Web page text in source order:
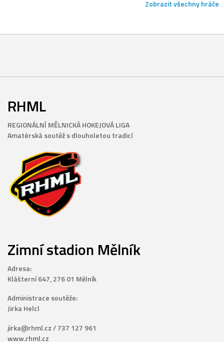
Zobrazit všechny hráče
RHML
REGIONÁLNÍ MĚLNICKÁ HOKEJOVÁ LIGA
Amatérská soutěž s dlouholetou tradicí
Zimní stadion Mělník
Adresa:
Klášterní 647, 276 01 Mělník
Administrace soutěže:
Jirka Helcl
jirka@rhml.cz / 737 127 961
www.rhml.cz